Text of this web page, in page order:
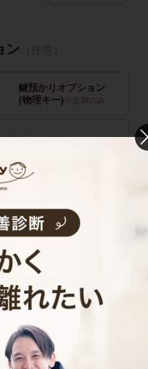
ン
鍵預かりオプション
(物理キー) ※定期のみ
内容